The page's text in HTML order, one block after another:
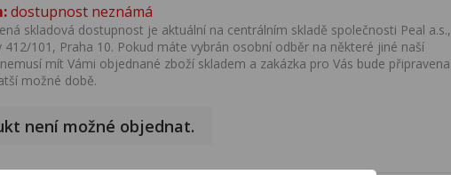
dostupnost neznámá
skladová dostupnost je aktuální na centrálním skladě společnosti Peal a.s.,
412/101, Praha 10. Pokud máte vybrán osobní odběr na některé jiné naší
mít Vámi objednané zboží skladem a zakázka pro Vás bude připravena
možné době.
není možné objednat.